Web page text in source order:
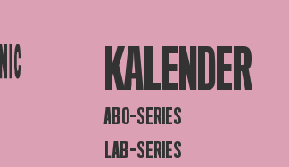
KALENDER
ABO-SERIES
LAB-SERIES